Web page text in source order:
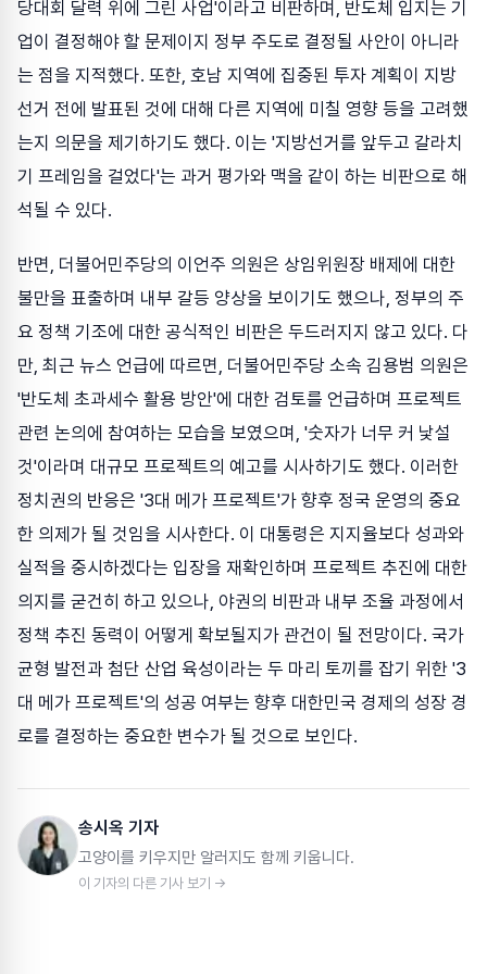
당대회 달력 위에 그린 사업'이라고 비판하며, 반도체 입지는 기
업이 결정해야 할 문제이지 정부 주도로 결정될 사안이 아니라
는 점을 지적했다. 또한, 호남 지역에 집중된 투자 계획이 지방
선거 전에 발표된 것에 대해 다른 지역에 미칠 영향 등을 고려했
는지 의문을 제기하기도 했다. 이는 '지방선거를 앞두고 갈라치
기 프레임을 걸었다'는 과거 평가와 맥을 같이 하는 비판으로 해
석될 수 있다.
반면, 더불어민주당의 이언주 의원은 상임위원장 배제에 대한
불만을 표출하며 내부 갈등 양상을 보이기도 했으나, 정부의 주
요 정책 기조에 대한 공식적인 비판은 두드러지지 않고 있다. 다
만, 최근 뉴스 언급에 따르면, 더불어민주당 소속 김용범 의원은
'반도체 초과세수 활용 방안'에 대한 검토를 언급하며 프로젝트
관련 논의에 참여하는 모습을 보였으며, '숫자가 너무 커 낯설
것'이라며 대규모 프로젝트의 예고를 시사하기도 했다. 이러한
정치권의 반응은 '3대 메가 프로젝트'가 향후 정국 운영의 중요
한 의제가 될 것임을 시사한다. 이 대통령은 지지율보다 성과와
실적을 중시하겠다는 입장을 재확인하며 프로젝트 추진에 대한
의지를 굳건히 하고 있으나, 야권의 비판과 내부 조율 과정에서
정책 추진 동력이 어떻게 확보될지가 관건이 될 전망이다. 국가
균형 발전과 첨단 산업 육성이라는 두 마리 토끼를 잡기 위한 '3
대 메가 프로젝트'의 성공 여부는 향후 대한민국 경제의 성장 경
로를 결정하는 중요한 변수가 될 것으로 보인다.
송시옥 기자
고양이를 키우지만 알러지도 함께 키웁니다.
이 기자의 다른 기사 보기 →